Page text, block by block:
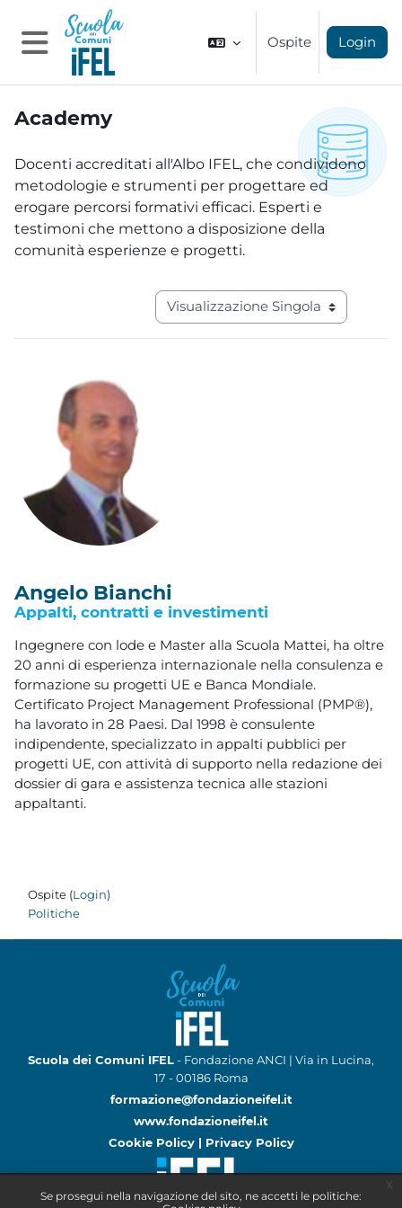
Vai al contenuto principale
Se prosegui nella navigazione del sito, ne accetti le politiche:
Pannello laterale
Ospite Login
Academy
Docenti accreditati all'Albo IFEL, che condividono
metodologie e strumenti per progettare ed
erogare percorsi formativi efficaci. Esperti e
testimoni che mettono a disposizione della
comunità esperienze e progetti.
Navigazione terziaria modalità
Angelo Bianchi
Appalti, contratti e investimenti
Ingegnere con lode e Master alla Scuola Mattei, ha oltre
20 anni di esperienza internazionale nella consulenza e
formazione su progetti UE e Banca Mondiale.
Certificato Project Management Professional (PMP®),
ha lavorato in 28 Paesi. Dal 1998 è consulente
indipendente, specializzato in appalti pubblici per
progetti UE, con attività di supporto nella redazione dei
dossier di gara e assistenza tecnica alle stazioni
appaltanti.
Ospite (Login)
Politiche
Scuola dei Comuni IFEL- Fondazione ANCI | Via in Lucina,
17 - 00186 Roma
formazione@fondazioneifel.it
www.fondazioneifel.it
Cookie Policy | Privacy Policy